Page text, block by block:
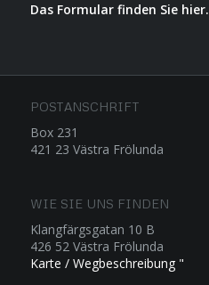
Das Formular finden Sie hier.
POSTANSCHRIFT
Box 231
421 23 Västra Frölunda
WIE SIE UNS FINDEN
Klangfärgsgatan 10 B
426 52 Västra Frölunda
Karte / Wegbeschreibung "